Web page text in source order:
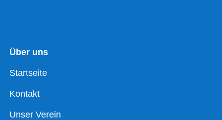
Über uns
Startseite
Kontakt
Unser Verein